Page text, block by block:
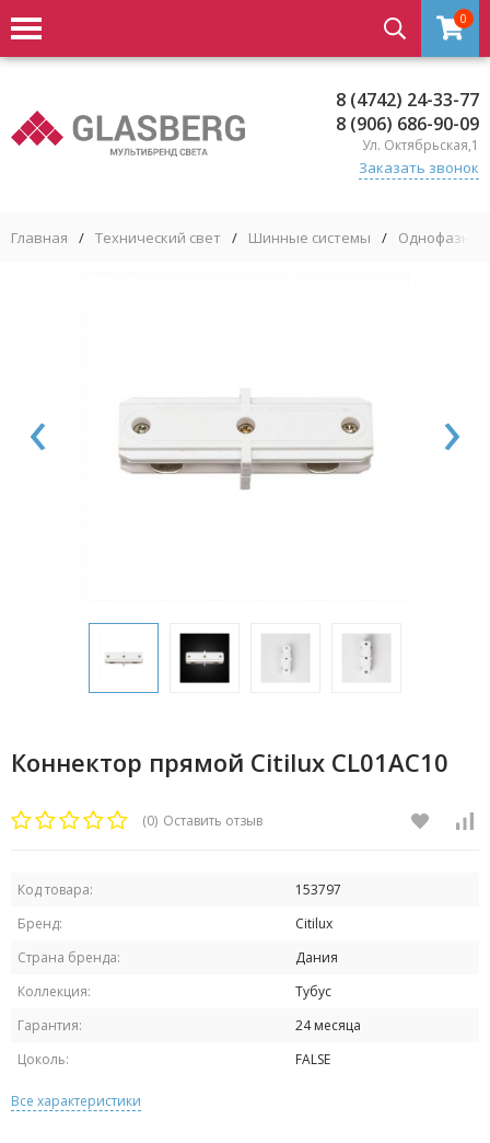
0
8 (4742) 24-33-77
8 (906) 686-90-09
Ул. Октябрьская,1
Заказать звонок
Главная / Технический свет / Шинные системы /
‹ ›
Коннектор прямой Citilux CL01AC10
(0) Оставить отзыв
Код товара:
153797
Бренд:
Citilux
Страна бренда:
Дания
Коллекция:
Тубус
Гарантия:
24 месяца
Цоколь:
FALSE
Все характеристики